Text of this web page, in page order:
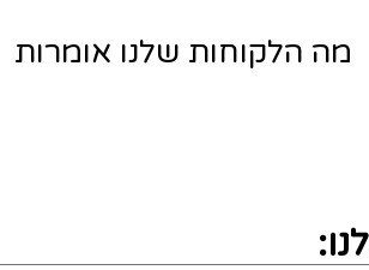
מה הלקוחות שלנו אומרות